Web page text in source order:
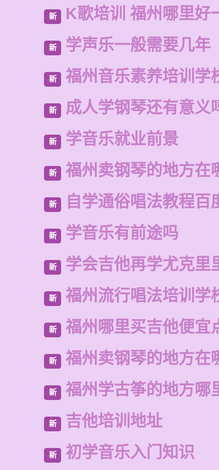
新 K歌培训 福州哪里好
新 学声乐一般需要几年
新 福州音乐素养培训学
新 成人学钢琴还有意义
新 学音乐就业前景
新 福州卖钢琴的地方在
新 自学通俗唱法教程百
新 学音乐有前途吗
新 学会吉他再学尤克里
新 福州流行唱法培训学
新 福州哪里买吉他便宜
新 福州卖钢琴的地方在
新 福州学古筝的地方哪
新 吉他培训地址
新 初学音乐入门知识